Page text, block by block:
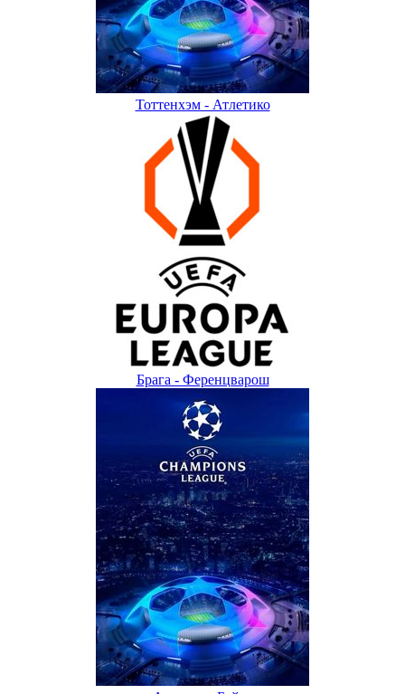
Тоттенхэм - Атлетико
Брага - Ференцварош